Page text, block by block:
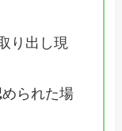
り出し現
られた場